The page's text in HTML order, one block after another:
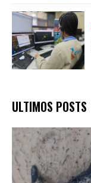
ULTIMOS POSTS